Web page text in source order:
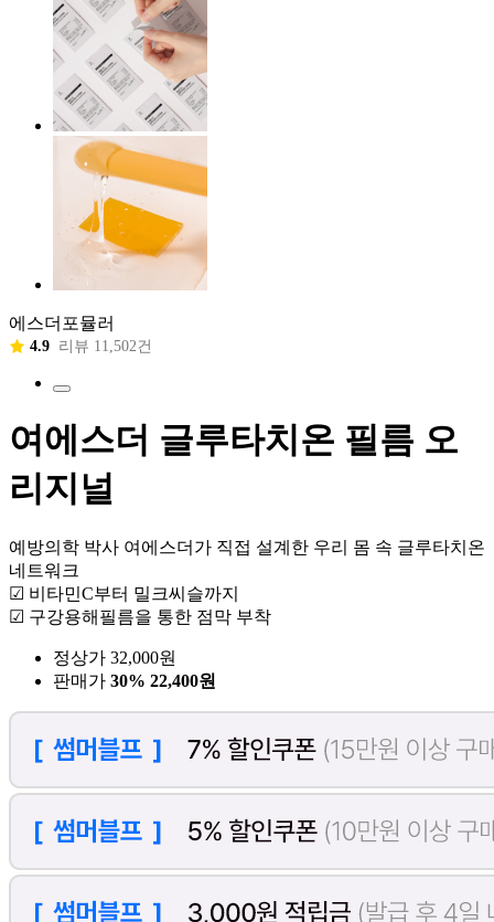
에스더포뮬러
4.9 리뷰 11,502건
여에스더 글루타치온 필름 오
리지널
예방의학 박사 여에스더가 직접 설계한 우리 몸 속 글루타치온
네트워크
☑ 비타민C부터 밀크씨슬까지
☑ 구강용해필름을 통한 점막 부착
정상가 32,000원
판매가 30% 22,400원